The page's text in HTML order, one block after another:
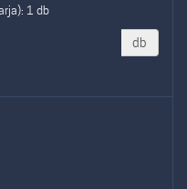
1 db
db